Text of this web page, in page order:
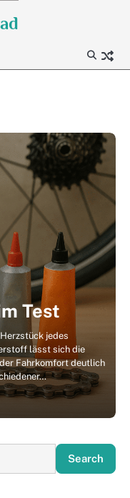
Test
jedes
lässt sich die
Fahrkomfort deutlich
Search